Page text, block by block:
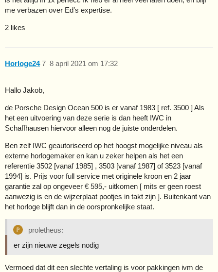
me verbazen over Ed’s expertise.
2 likes
Horloge24 8 april 2021 om 17:32
7
Hallo Jakob,
de Porsche Design Ocean 500 is er vanaf 1983 [ ref. 3500 ] Als
het een uitvoering van deze serie is dan heeft IWC in
Schaffhausen hiervoor alleen nog de juiste onderdelen.
Ben zelf IWC geautoriseerd op het hoogst mogelijke niveau als
externe horlogemaker en kan u zeker helpen als het een
referentie 3502 [vanaf 1985] , 3503 [vanaf 1987] of 3523 [vanaf
1994] is. Prijs voor full service met originele kroon en 2 jaar
garantie zal op ongeveer € 595,- uitkomen [ mits er geen roest
aanwezig is en de wijzerplaat pootjes in takt zijn ]. Buitenkant van
het horloge blijft dan in de oorspronkelijke staat.
proletheus:
er zijn nieuwe zegels nodig
Vermoed dat dit een slechte vertaling is voor pakkingen ivm de